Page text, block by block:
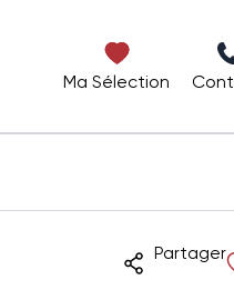
Ma Sélection
Partager